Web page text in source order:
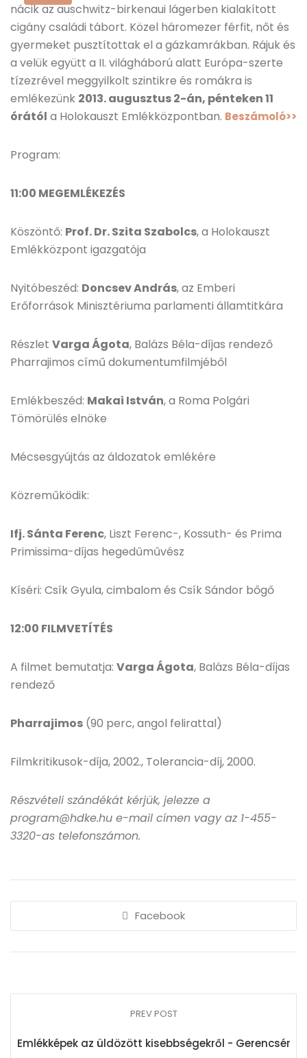
nácik az auschwitz-birkenaui lágerben kialakított
cigány családi tábort. Közel háromezer férfit, nőt és
gyermeket pusztítottak el a gázkamrákban. Rájuk és
a velük együtt a II. világháború alatt Európa-szerte
tízezrével meggyilkolt szintikre és romákra is
emlékezünk 2013. augusztus 2-án, pénteken 11
órától a Holokauszt Emlékközpontban. Beszámoló>>
Program:
11:00 MEGEMLÉKEZÉS
Köszöntő: Prof. Dr. Szita Szabolcs, a Holokauszt
Emlékközpont igazgatója
Nyitóbeszéd: Doncsev András, az Emberi
Erőforrások Minisztériuma parlamenti államtitkára
Részlet Varga Ágota, Balázs Béla-díjas rendező
Pharrajimos című dokumentumfilmjéből
Emlékbeszéd: Makai István, a Roma Polgári
Tömörülés elnöke
Mécsesgyújtás az áldozatok emlékére
Közreműködik:
Ifj. Sánta Ferenc, Liszt Ferenc-, Kossuth- és Prima
Primissima-díjas hegedűművész
Kíséri: Csík Gyula, cimbalom és Csík Sándor bőgő
12:00 FILMVETÍTÉS
A filmet bemutatja: Varga Ágota, Balázs Béla-díjas
rendező
Pharrajimos (90 perc, angol felirattal)
Filmkritikusok-díja, 2002., Tolerancia-díj, 2000.
Részvételi szándékát kérjük, jelezze a
program@hdke.hu e-mail címen vagy az 1-455-
3320-as telefonszámon.
Facebook
PREV POST
Emlékképek az üldözött kisebbségekről - Gerencsér